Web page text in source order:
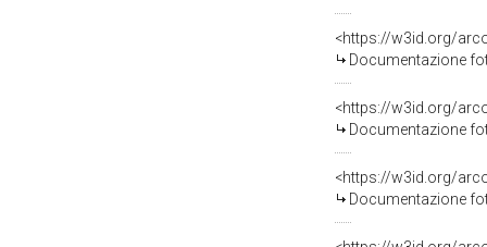
Documentazione
Documentazione
Documentazione